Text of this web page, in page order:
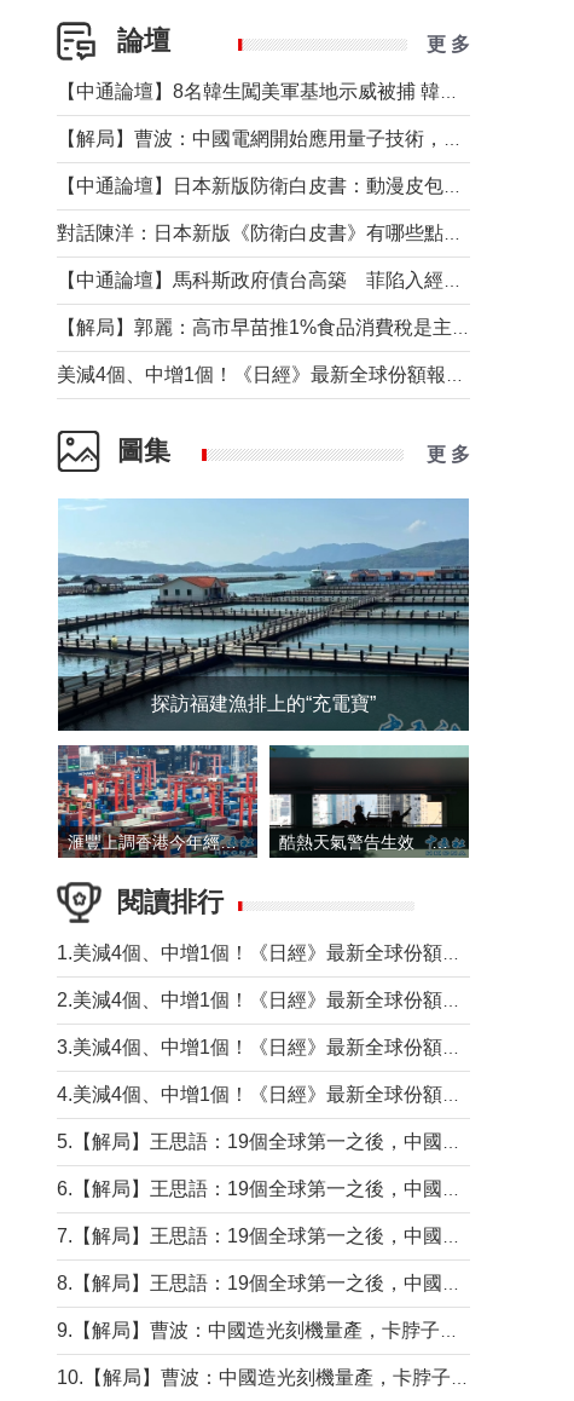
論壇 更 多
圖集 更 多
探訪福建漁排上的“充電寶”
滙豐上調香港今年經濟增長預測至4.5% 酷熱天氣警告生效 本港高溫持續至下周
閱讀排行